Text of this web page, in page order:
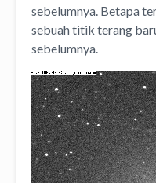
sebelumnya. Betapa
sebuah titik terang
sebelumnya.